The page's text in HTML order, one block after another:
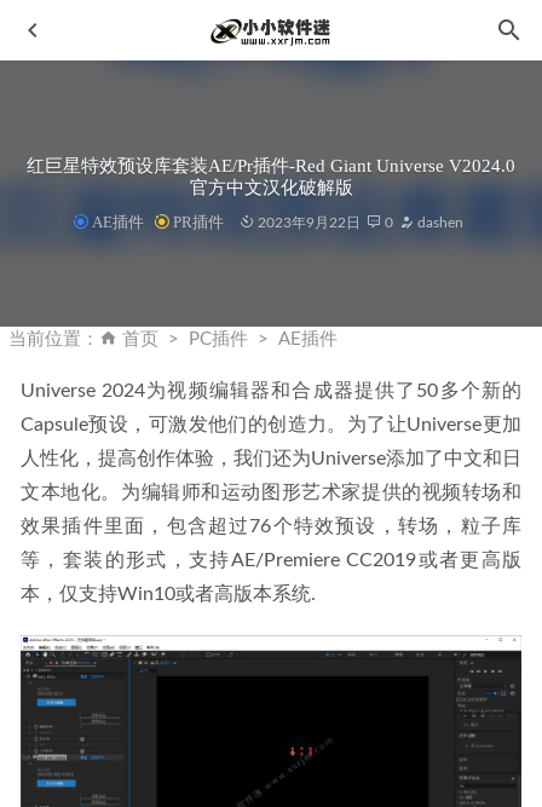
红巨星特效预设库套装AE/Pr插件-Red Giant Universe V2024.0
官方中文汉化破解版
AE插件 PR插件 2023年9月22日 0 dashen
当前位置： 首页 PC插件 AE插件
Universe 2024为视频编辑器和合成器提供了50多个新的
Capsule预设，可激发他们的创造力。为了让Universe更加
人性化，提高创作体验，我们还为Universe添加了中文和日
文本地化。为编辑师和运动图形艺术家提供的视频转场和
效果插件里面，包含超过76个特效预设，转场，粒子库
等，套装的形式，支持AE/Premiere CC2019或者更高版
本，仅支持Win10或者高版本系统.
11-09
装设计工具 2022-12-12
ON1 Sky Swap AI 2023 v17.1.1.13629中文修正破解版-AI智
能换天空软件 2023-03-15
Microsoft Edge v80.0.361.109 绿色增强版 2020-04-05
office2019官方中文版下载地址和安装教程
2019-10-07